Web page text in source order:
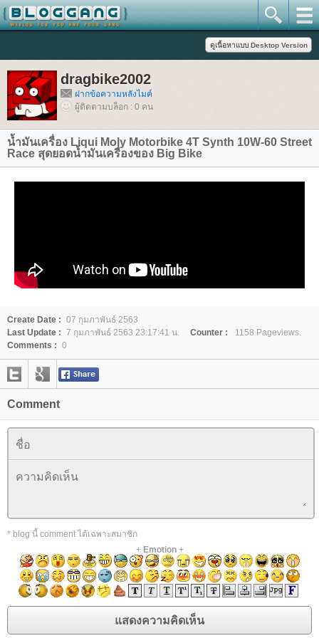
dragbike2002
ฝากข้อความหลังไมค์
ผู้ติดตามบล็อก : 0 คน
น้ำมันเครื่อง Liqui Moly Motorbike 4T Synth 10W-60 Street
Race สุดยอดน้ำมันเครื่องของ Big Bike
Create Date : 07 กุมภาพันธ์ 2563
Last Update : 7 กุมภาพันธ์ 2563 23:17:41 น. Counter :
1158 Pageviews.
Comments : 0
Comment
* blog นี้ comment ได้เฉพาะสมาชิก
+ Emotion+